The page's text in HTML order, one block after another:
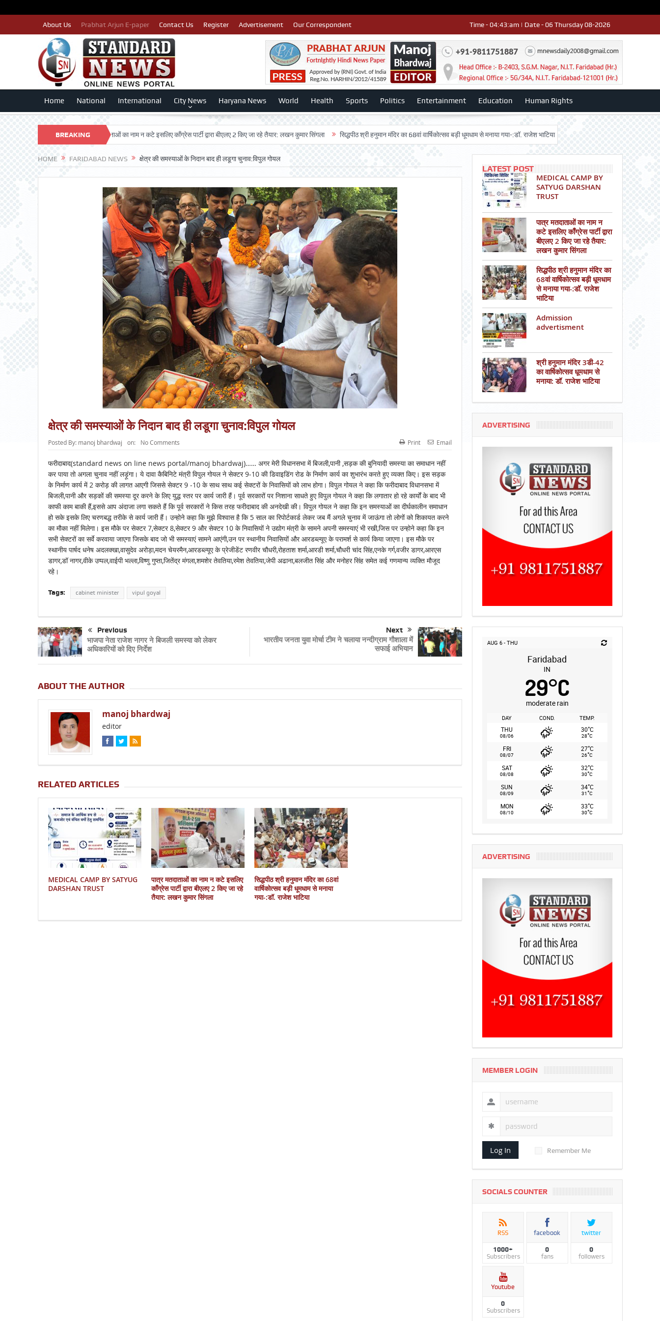
About Us Prabhat Arjun E-paper Contact Us Register Advertisement Our Correspondent Time - 04:43:am | Date - 06 Thursday 08-2026
Home National International City News Haryana News World Health Sports Politics Entertainment Education Human Rights
BREAKING
NEWS
TRUST पात्र मतदाताओं का नाम न कटे इसलिए काँग्रेस पार्टी द्वारा बीएलए 2 किए जा रहे तैयार: लखन कुमार सिंगला सिद्धपीठ श्री हनुमान मंदिर का 68वां वार्षिकोत्सव बड़ी धूमधाम से मनाया गया-:डॉ. राजेश भाटिया Admission advertisment श्री
HOME FARIDABAD NEWS क्षेत्र की समस्याओं के निदान बाद ही लडूगा चुनाव:विपुल गोयल
क्षेत्र की समस्याओं के निदान बाद ही लडूगा चुनाव:विपुल गोयल
Posted By: manoj bhardwaj on: No Comments Print Email
फरीदाबाद(standard news on line news portal/manoj bhardwaj)…… अगर मेरी विधानसभा में बिजली,पानी ,सड़क की बुनियादी समस्या का समाधान नहीं
कर पाया तो अगला चुनाव नहीं लड़ूंगा। ये दावा कैबिनिटे मंत्री विपुल गोयल ने सेक्टर 9-10 की डिवाइडिंग रोड के निर्माण कार्य का शुभारंभ करते हुए व्यक्त किए। इस सड़क
के निर्माण कार्य में 2 करोड़ की लागत आएगी जिससे सेक्टर 9 -10 के साथ साथ कई सेक्टरों के निवासियों को लाभ होगा। विपुल गोयल ने कहा कि फरीदाबाद विधानसभा में
बिजली,पानी और सड़कों की समस्या दूर करने के लिए युद्ध स्तर पर कार्य जारी हैं। पूर्व सरकारों पर निशाना साधते हुए विपुल गोयल ने कहा कि लगातार हो रहे कार्यों के बाद भी
काफी काम बाकी हैं,इससे आप अंदाजा लगा सकते हैं कि पूर्व सरकारों ने किस तरह फरीदाबाद की अनदेखी की। विपुल गोयल ने कहा कि इन समस्याओं का दीर्घकालीन समाधान
हो सके इसके लिए चरणबद्ध तरीके से कार्य जारी हैं। उन्होने कहा कि मुझे विश्वास है कि 5 साल का रिपोर्टकार्ड लेकर जब मैं अगले चुनाव में जाऊंगा तो लोगों को शिकायत करने
का मौका नहीं मिलेगा। इस मौके पर सेक्टर 7,सेक्टर 8,सेक्टर 9 और सेक्टर 10 के निवासियों ने उद्योग मंत्री के सामने अपनी समस्याएं भी रखी,जिस पर उन्होने कहा कि इन
सभी सेक्टरों का सर्वे करवाया जाएगा जिसके बाद जो भी समस्याएं सामने आएंगी,उन पर स्थानीय निवासियों और आरडब्ल्यूए के परामर्श से कार्य किया जाएगा। इस मौके पर
स्थानीय पार्षद धनेष अदलक्खा,वासुदेव अरोड़ा,मदन चेयरमैन,आरडब्ल्यूए के प्रेजीडेंट रणवीर चौधरी,रोहताश शर्मा,आरडी शर्मा,चौधरी चांद सिंह,एनके गर्ग,वजीर डागर,आरएस
डागर,डॉ नागर,वीके उप्पल,वाईपी भल्ला,विष्णु गुप्ता,जितेंद्र मंगला,शमशेर तेवतिया,रमेश तेवतिया,जेपी अढाना,बलजीत सिंह और मनोहर सिंह समेत कई गणमान्य व्यक्ति मौजूद
रहे।
Tags: cabinet minister vipul goyal
Previous
भाजपा नेता राजेश नागर ने बिजली समस्या को लेकर
अधिकारियों को दिए निर्देश
Next
भारतीय जनता युवा मोर्चा टीम ने चलाया नन्दीग्राम गौशाला में
सफाई अभियान
ABOUT THE AUTHOR
manoj bhardwaj
editor
RELATED ARTICLES
MEDICAL CAMP BY SATYUG
DARSHAN TRUST
पात्र मतदाताओं का नाम न कटे इसलिए
काँग्रेस पार्टी द्वारा बीएलए 2 किए जा रहे
तैयार: लखन कुमार सिंगला
सिद्धपीठ श्री हनुमान मंदिर का 68वां
वार्षिकोत्सव बड़ी धूमधाम से मनाया
गया-:डॉ. राजेश भाटिया
LATEST POST
MEDICAL CAMP BY
SATYUG DARSHAN
TRUST
पात्र मतदाताओं का नाम न
कटे इसलिए काँग्रेस पार्टी द्वारा
बीएलए 2 किए जा रहे तैयार:
लखन कुमार सिंगला
सिद्धपीठ श्री हनुमान मंदिर का
68वां वार्षिकोत्सव बड़ी धूमधाम
से मनाया गया-:डॉ. राजेश
भाटिया
Admission
advertisment
श्री हनुमान मंदिर 3डी-42
का वार्षिकोत्सव धूमधाम से
मनाया: डॉ. राजेश भाटिया
ADVERTISING
AUG 6 - THU
Faridabad
IN
29°C
moderate rain
DAY COND. TEMP.
THU
08/06
30°C
28°C
FRI
08/07
27°C
26°C
SAT
08/08
32°C
30°C
SUN
08/09
34°C
31°C
MON
08/10
33°C
30°C
ADVERTISING
MEMBER LOGIN
Log In Remember Me
SOCIALS COUNTER
RSS
1000+
Subscribers
facebook
0
fans
twitter
0
followers
Youtube
0
Subscribers